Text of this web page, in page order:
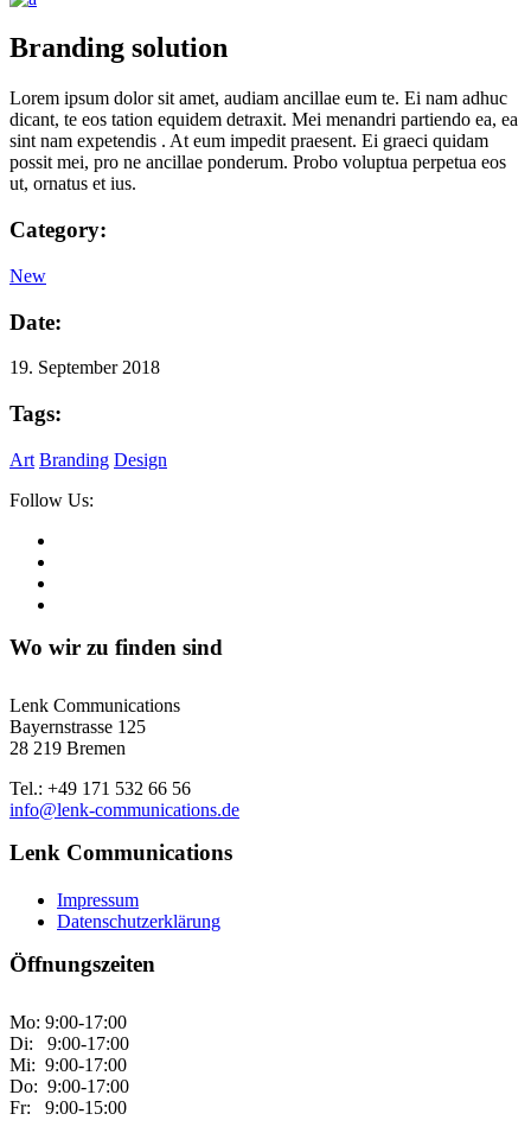
Branding solution
Lorem ipsum dolor sit amet, audiam ancillae eum te. Ei nam adhuc
dicant, te eos tation equidem detraxit. Mei menandri partiendo ea, ea
sint nam expetendis . At eum impedit praesent. Ei graeci quidam
possit mei, pro ne ancillae ponderum. Probo voluptua perpetua eos
ut, ornatus et ius.
Category:
New
Date:
19. September 2018
Tags:
Art Branding Design
Follow Us:
Wo wir zu finden sind
Lenk Communications
Bayernstrasse 125
28 219 Bremen
Tel.: +49 171 532 66 56
info@lenk-communications.de
Lenk Communications
Impressum
Datenschutzerklärung
Öffnungszeiten
Mo: 9:00-17:00
Di: 9:00-17:00
Mi: 9:00-17:00
Do: 9:00-17:00
Fr: 9:00-15:00